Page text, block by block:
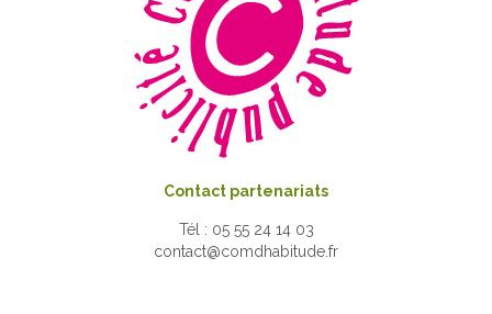
Contact partenariats
Tél : 05 55 24 14 03
contact@comdhabitude.fr